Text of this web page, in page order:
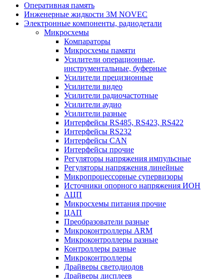
Оперативная память
Инженерные жидкости 3M NOVEC
Электронные компоненты, радиодетали
Микросхемы
Компараторы
Микросхемы памяти
Усилители операционные,
инструментальные, буферные
Усилители прецизионные
Усилители видео
Усилители радиочастотные
Усилители аудио
Усилители разные
Интерфейсы RS485, RS423, RS422
Интерфейсы RS232
Интерфейсы CAN
Интерфейсы прочие
Регуляторы напряжения импульсные
Регуляторы напряжения линейные
Микропроцессорные супервизоры
Источники опорного напряжения ИОН
АЦП
Микросхемы питания прочие
ЦАП
Преобразователи разные
Микроконтроллеры ARM
Микроконтроллеры разные
Контроллеры разные
Микроконтроллеры
Драйверы светодиодов
Драйверы дисплеев